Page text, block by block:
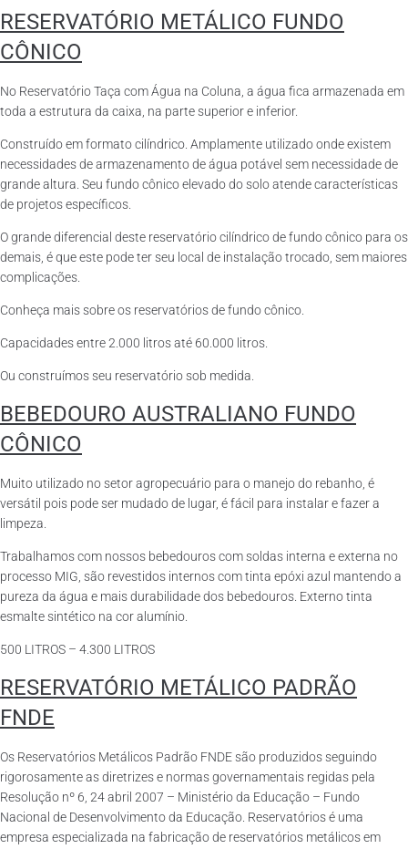
RESERVATÓRIO METÁLICO FUNDO
CÔNICO
No Reservatório Taça com Água na Coluna, a água fica armazenada em
toda a estrutura da caixa, na parte superior e inferior.
Construído em formato cilíndrico. Amplamente utilizado onde existem
necessidades de armazenamento de água potável sem necessidade de
grande altura. Seu fundo cônico elevado do solo atende características
de projetos específicos.
O grande diferencial deste reservatório cilíndrico de fundo cônico para os
demais, é que este pode ter seu local de instalação trocado, sem maiores
complicações.
Conheça mais sobre os reservatórios de fundo cônico.
Capacidades entre 2.000 litros até 60.000 litros.
Ou construímos seu reservatório sob medida.
BEBEDOURO AUSTRALIANO FUNDO
CÔNICO
Muito utilizado no setor agropecuário para o manejo do rebanho, é
versátil pois pode ser mudado de lugar, é fácil para instalar e fazer a
limpeza.
Trabalhamos com nossos bebedouros com soldas interna e externa no
processo MIG, são revestidos internos com tinta epóxi azul mantendo a
pureza da água e mais durabilidade dos bebedouros. Externo tinta
esmalte sintético na cor alumínio.
500 LITROS – 4.300 LITROS
RESERVATÓRIO METÁLICO PADRÃO
FNDE
Os Reservatórios Metálicos Padrão FNDE são produzidos seguindo
rigorosamente as diretrizes e normas governamentais regidas pela
Resolução nº 6, 24 abril 2007 – Ministério da Educação – Fundo
Nacional de Desenvolvimento da Educação. Reservatórios é uma
empresa especializada na fabricação de reservatórios metálicos em